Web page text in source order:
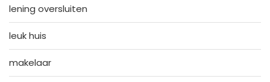
lening oversluiten
leuk huis
makelaar